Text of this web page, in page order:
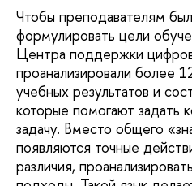
Чтобы преподавателям
формулировать цели
Центра поддержки
проанализировали более
учебных результатов и
которые помогают задать
задачу. Вместо общего
появляются точные
различия,